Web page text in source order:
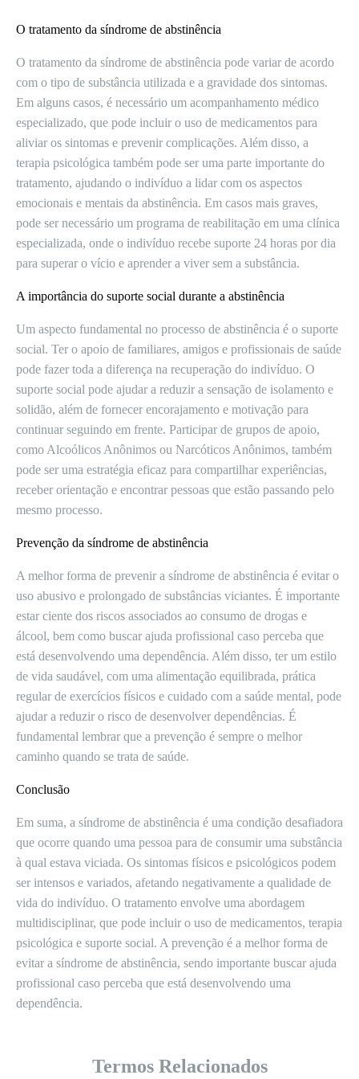
O tratamento da síndrome de abstinência
O tratamento da síndrome de abstinência pode variar de acordo
com o tipo de substância utilizada e a gravidade dos sintomas.
Em alguns casos, é necessário um acompanhamento médico
especializado, que pode incluir o uso de medicamentos para
aliviar os sintomas e prevenir complicações. Além disso, a
terapia psicológica também pode ser uma parte importante do
tratamento, ajudando o indivíduo a lidar com os aspectos
emocionais e mentais da abstinência. Em casos mais graves,
pode ser necessário um programa de reabilitação em uma clínica
especializada, onde o indivíduo recebe suporte 24 horas por dia
para superar o vício e aprender a viver sem a substância.
A importância do suporte social durante a abstinência
Um aspecto fundamental no processo de abstinência é o suporte
social. Ter o apoio de familiares, amigos e profissionais de saúde
pode fazer toda a diferença na recuperação do indivíduo. O
suporte social pode ajudar a reduzir a sensação de isolamento e
solidão, além de fornecer encorajamento e motivação para
continuar seguindo em frente. Participar de grupos de apoio,
como Alcoólicos Anônimos ou Narcóticos Anônimos, também
pode ser uma estratégia eficaz para compartilhar experiências,
receber orientação e encontrar pessoas que estão passando pelo
mesmo processo.
Prevenção da síndrome de abstinência
A melhor forma de prevenir a síndrome de abstinência é evitar o
uso abusivo e prolongado de substâncias viciantes. É importante
estar ciente dos riscos associados ao consumo de drogas e
álcool, bem como buscar ajuda profissional caso perceba que
está desenvolvendo uma dependência. Além disso, ter um estilo
de vida saudável, com uma alimentação equilibrada, prática
regular de exercícios físicos e cuidado com a saúde mental, pode
ajudar a reduzir o risco de desenvolver dependências. É
fundamental lembrar que a prevenção é sempre o melhor
caminho quando se trata de saúde.
Conclusão
Em suma, a síndrome de abstinência é uma condição desafiadora
que ocorre quando uma pessoa para de consumir uma substância
à qual estava viciada. Os sintomas físicos e psicológicos podem
ser intensos e variados, afetando negativamente a qualidade de
vida do indivíduo. O tratamento envolve uma abordagem
multidisciplinar, que pode incluir o uso de medicamentos, terapia
psicológica e suporte social. A prevenção é a melhor forma de
evitar a síndrome de abstinência, sendo importante buscar ajuda
profissional caso perceba que está desenvolvendo uma
dependência.
Termos Relacionados